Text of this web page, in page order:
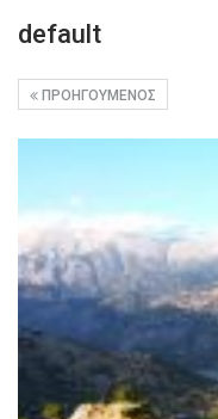
default
ΠΡΟΗΓΟΎΜΕΝΟΣ